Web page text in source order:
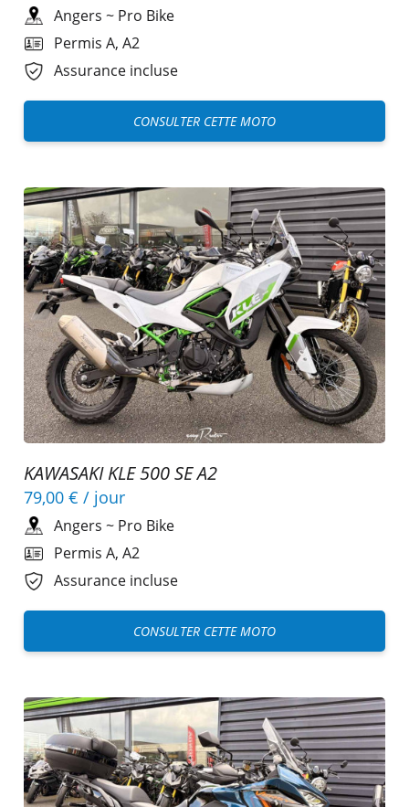
Angers ~ Pro Bike
Permis A, A2
Assurance incluse
CONSULTER CETTE MOTO
KAWASAKI KLE 500 SE A2
79,00 € / jour
Angers ~ Pro Bike
Permis A, A2
Assurance incluse
CONSULTER CETTE MOTO